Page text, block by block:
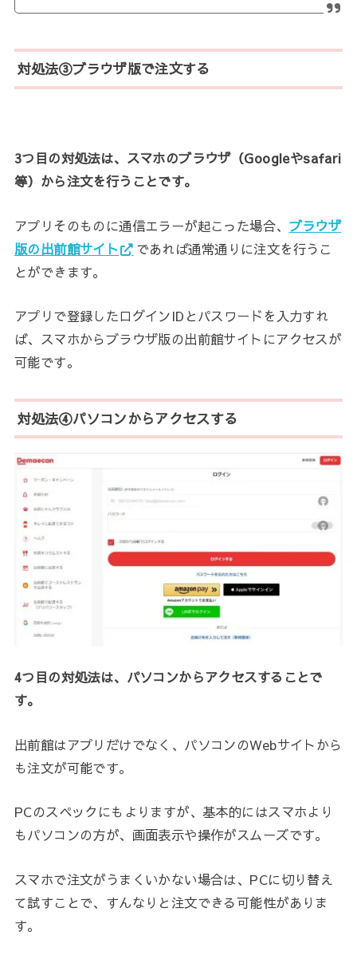
対処法③ブラウザ版で注文する
3つ目の対処法は、スマホのブラウザ（Googleやsafari
等）から注文を行うことです。
アプリそのものに通信エラーが起こった場合、 ブラウザ
版の出前館サイト
であれば通常通りに注文を行うこ
とができます。
アプリで登録したログインIDとパスワードを入力すれ
ば、スマホからブラウザ版の出前館サイトにアクセスが
可能です。
対処法④パソコンからアクセスする
4つ目の対処法は、パソコンからアクセスすることで
す。
出前館はアプリだけでなく、パソコンのWebサイトから
も注文が可能です。
PCのスペックにもよりますが、基本的にはスマホより
もパソコンの方が、画面表示や操作がスムーズです。
スマホで注文がうまくいかない場合は、PCに切り替え
て試すことで、すんなりと注文できる可能性がありま
す。